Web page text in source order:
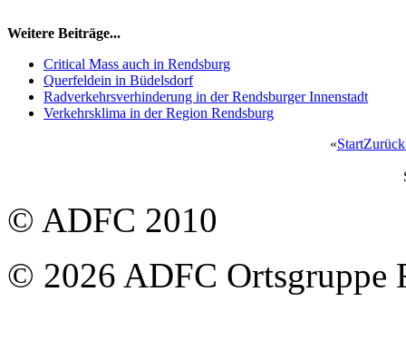
Weitere Beiträge...
Critical Mass auch in Rendsburg
Querfeldein in Büdelsdorf
Radverkehrsverhinderung in der Rendsburger Innenstadt
Verkehrsklima in der Region Rendsburg
«StartZurück
© ADFC 2010
© 2026 ADFC Ortsgruppe